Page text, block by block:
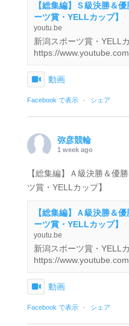
【総集編】Ｓ級決勝＆
ーツ賞・YELLカップ】
youtu.be
新潟スポーツ賞・YELL
https://
動画
Facebook で表示 · シェア
弥彦競輪
1 week ago
【総集編】Ａ級決勝＆優
ツ賞・YELLカップ】
【総集編】Ａ級決勝＆
ーツ賞・YELLカップ】
youtu.be
新潟スポーツ賞・YELL
https://
動画
Facebook で表示 · シェア